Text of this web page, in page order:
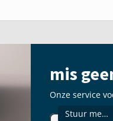
mis
Onze service
Stuur me…